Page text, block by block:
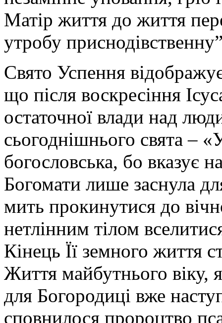
Матір життя до життя
утробу
Свято Успення
що після воскресіння
остаточної влади над
сьогоднішнього свята –
богословська, бо вказує
Богомати лише заснула
мить прокинутися до
нетлінним тілом
Кінець Її земного життя
Життя майбутнього віку,
для Богородиці вже
сповнилося пророцтво